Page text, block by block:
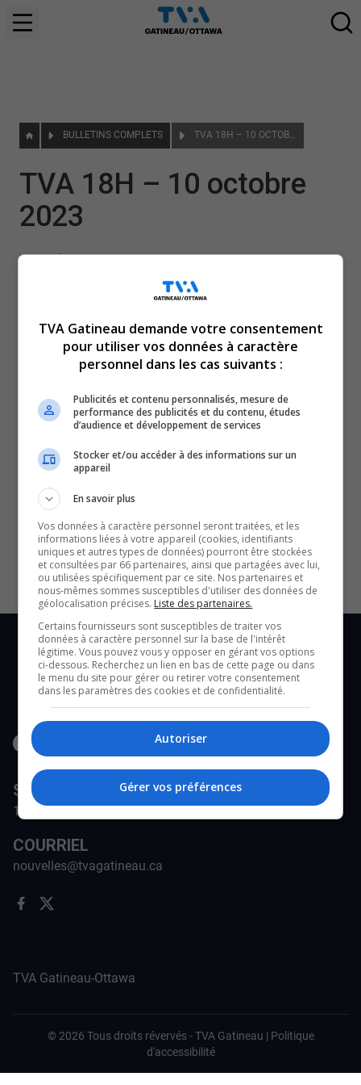
BULLETINS COMPLETS TVA 18H – 10 OCTOBRE 2023
TVA 18H – 10 octobre
2023
|10 octobre 2023
SOUTENIR NOS MÉDIAS, C’EST PROTÉGER NOTRE
CULTURE ET NOTRE ÉCONOMIE
STATION
171-A Rue Jean-Proulx, Gatineau, QC J8Z 1W5
COURRIEL
nouvelles@tvagatineau.ca
TVA Gatineau-Ottawa
© 2026 Tous droits révervés -TVA Gatineau | Politique
d'accessibilité
TVA Gatineau demande votre consentement
pour utiliser vos données à caractère
personnel dans les cas suivants :
Publicités et contenu personnalisés, mesure de
performance des publicités et du contenu, études
d’audience et développement de services
Stocker et/ou accéder à des informations sur un
appareil
En savoir plus
Vos données à caractère personnel seront traitées, et les
informations liées à votre appareil (cookies, identifiants
uniques et autres types de données) pourront être stockées
et consultées par 66 partenaires, ainsi que partagées avec lui,
ou utilisées spécifiquement par ce site. Nos partenaires et
nous-mêmes sommes susceptibles d'utiliser des données de
géolocalisation précises. Liste des partenaires.
Certains fournisseurs sont susceptibles de traiter vos
données à caractère personnel sur la base de l'intérêt
légitime. Vous pouvez vous y opposer en gérant vos options
ci-dessous. Recherchez un lien en bas de cette page ou dans
le menu du site pour gérer ou retirer votre consentement
dans les paramètres des cookies et de confidentialité.
Autoriser
Gérer vos préférences